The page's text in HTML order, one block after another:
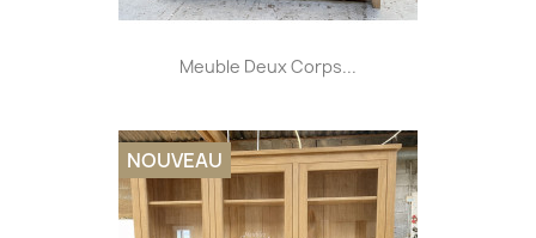
Meuble Deux Corps...
NOUVEAU